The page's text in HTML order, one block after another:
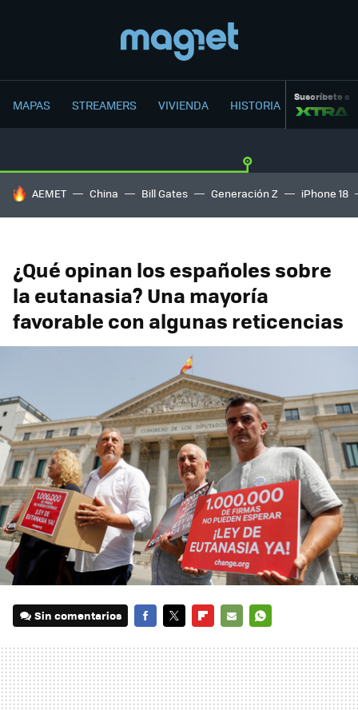
MAPAS STREAMERS VIVIENDA HISTORIA Suscríbete a
HOY SE HABLA DE
AEMET China Bill Gates Generación Z iPhone 18
¿Qué opinan los españoles sobre
la eutanasia? Una mayoría
favorable con algunas reticencias
Sin comentarios
MAIL